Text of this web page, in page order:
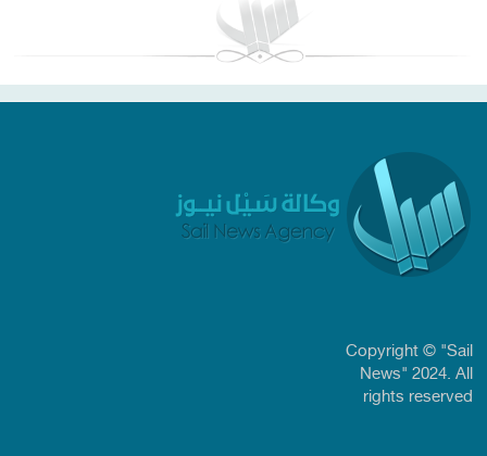
Copyright © "Sail
News" 2024. All
rights reserved